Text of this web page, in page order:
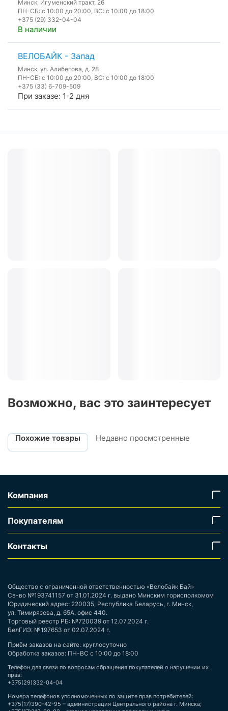
Минск, Игуменский тракт, 26
ПН-СБ: с 10:00 до 20:00, ВС: с 10:00 до 18:00
+375 (29) 332-04-04
В наличии
ВЕЛОБАЙК - Запад
Минск, ул. Алибегова, д. 28
ПН-СБ: с 10:00 до 20:00, ВС: с 10:00 до 18:00
+375 (33) 6-709-509
При заказе: 1-2 дня
Возможно, вас это заинтересует
Похожие товары Недавно просмотренные
Компания
Покупателям
Контакты
Общество с ограниченной ответственностью «Велобайк Бай»
Св-во №193741157 от 31.01.2024 г. выдано Минским горисполкомом
Юридический адрес: 220035, Республика Беларусь, г. Минск,
ул. Тимирязева, д. 65А, офис 440.
Торговый реестр РБ: №720039 от 12.07.2024 г.
БелГИЭ: №197653 от 02.07.2024 г.
Приём заказов на сайте: круглосуточно
Обработка заказов: ПН-ВС с 10:00 до 18:00
Телефон для связи по вопросам обращения покупателей о нарушении их
прав:
+375(29)332-04-04
Номера телефонов уполномоченных по защите прав потребителей:
+375(17)390-42-95 – администрация Центрального района г. Минска;